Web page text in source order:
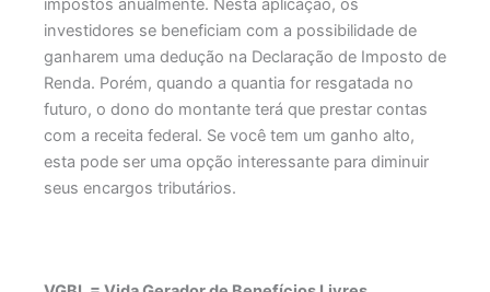
impostos anualmente. Nesta aplicação, os
investidores se beneficiam com a possibilidade de
ganharem uma dedução na Declaração de Imposto de
Renda. Porém, quando a quantia for resgatada no
futuro, o dono do montante terá que prestar contas
com a receita federal. Se você tem um ganho alto,
esta pode ser uma opção interessante para diminuir
seus encargos tributários.